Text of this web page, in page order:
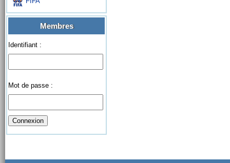
Membres
Identifiant :
Mot de passe :